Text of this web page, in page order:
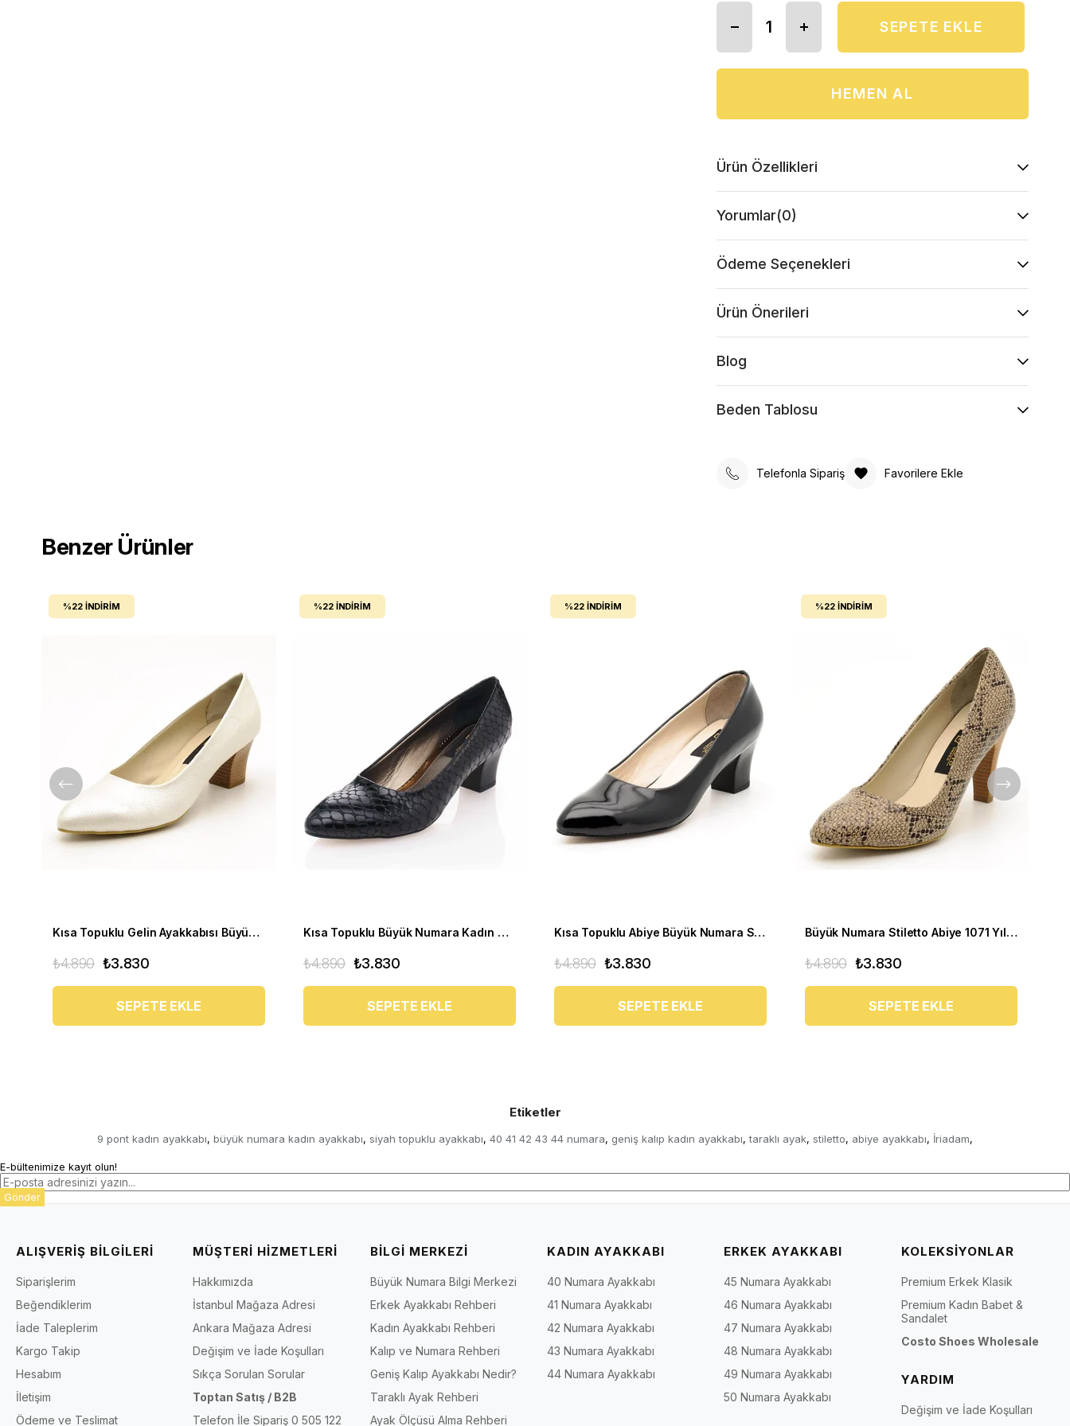
Ürün Özellikleri
Yorumlar(0)
Ödeme Seçenekleri
Ürün Önerileri
Blog
Beden Tablosu
Telefonla Sipariş Favorilere Ekle
Benzer Ürünler
Kısa Topuklu Gelin Ayakkabısı Büyük Numara 1023 Sedef - 1023 51012 SE-SEDEF
₺3.830
₺4.890
SEPETE EKLE
%22 İNDIRIM
Kısa Topuklu Büyük Numara Kadın Stiletto Abiye Ayakkabı 1023 Siyah - 1023 51012 siy-SİYAH
₺3.830
₺4.890
SEPETE EKLE
%22 İNDIRIM
Kısa Topuklu Abiye Büyük Numara Stiletto 1023 Siyah
₺3.830
₺4.890
SEPETE EKLE
%22 İNDIRIM
Büyük Numara Stiletto Abiye 1071 Yılan Baskı
₺3.830
₺4.890
SEPETE EKLE
%22 İNDIRIM
Etiketler
9 pont kadın ayakkabı, büyük numara kadın ayakkabı, siyah topuklu ayakkabı, 40 41 42 43 44 numara, geniş kalıp kadın ayakkabı, taraklı ayak, stiletto, abiye ayakkabı, İriadam,
E-bültenimize kayıt olun!
Gönder
ALIŞVERİŞ BİLGİLERİ
Siparişlerim
Beğendiklerim
İade Taleplerim
Kargo Takip
Hesabım
İletişim
Ödeme ve Teslimat
MÜŞTERİ HİZMETLERİ
Hakkımızda
İstanbul Mağaza Adresi
Ankara Mağaza Adresi
Değişim ve İade Koşulları
Sıkça Sorulan Sorular
Toptan Satış / B2B
Telefon İle Sipariş 0 505 122
BİLGİ MERKEZİ
Büyük Numara Bilgi Merkezi
Erkek Ayakkabı Rehberi
Kadın Ayakkabı Rehberi
Kalıp ve Numara Rehberi
Geniş Kalıp Ayakkabı Nedir?
Taraklı Ayak Rehberi
Ayak Ölçüsü Alma Rehberi
KADIN AYAKKABI
40 Numara Ayakkabı
41 Numara Ayakkabı
42 Numara Ayakkabı
43 Numara Ayakkabı
44 Numara Ayakkabı
ERKEK AYAKKABI
45 Numara Ayakkabı
46 Numara Ayakkabı
47 Numara Ayakkabı
48 Numara Ayakkabı
49 Numara Ayakkabı
50 Numara Ayakkabı
KOLEKSİYONLAR
Premium Erkek Klasik
Premium Kadın Babet &
Sandalet
Costo Shoes Wholesale
YARDIM
Değişim ve İade Koşulları